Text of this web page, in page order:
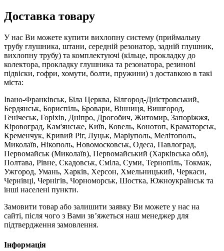
Доставка товару
У нас Ви можете купити вихлопну систему (приймальну
трубу глушника, штани, середній резонатор, задній глушник,
вихлопну трубу) та комплектуючі (кільце, прокладку до
колектора, прокладку глушника та резонатора, резинові
підвіски, гофри, хомути, болти, пружини) з доставкою в такі
міста:
Івано-Франківськ, Біла Церква, Білгород-Дністровський,
Бердянськ, Бориспіль, Бровари, Вінниця, Вишгород,
Генічеськ, Горіхів, Дніпро, Дрогобич, Житомир, Запоріжжя,
Кіровоград, Кам'янське, Київ, Ковель, Конотоп, Краматорськ,
Кременчук, Кривий Ріг, Луцьк, Маріуполь, Мелітополь,
Миколаїв, Нікополь, Новомосковськ, Одеса, Павлоград,
Первомайськ (Миколаїв), Первомайський (Харківська обл),
Полтава, Рівне, Скадовськ, Сміла, Суми, Тернопіль, Токмак,
Ужгород, Умань, Харків, Херсон, Хмельницький, Черкаси,
Чернівці, Чернігів, Чорноморськ, Шостка, Южноукраїнськ та
інші населені пункти.
Замовити товар або залишити заявку Ви можете у нас на
сайті, після чого з Вами зв’яжеться наш менеджер для
підтвердження замовлення.
Інформація